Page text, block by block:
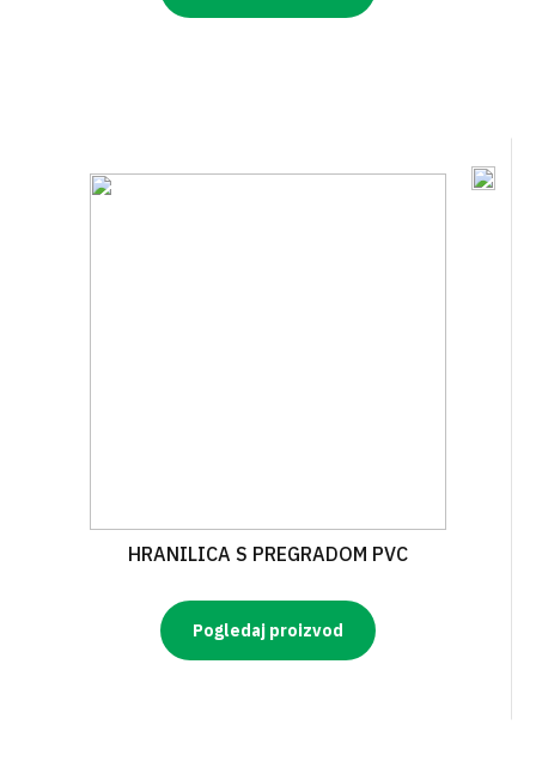
HRANILICA S PREGRADOM PVC
Pogledaj proizvod